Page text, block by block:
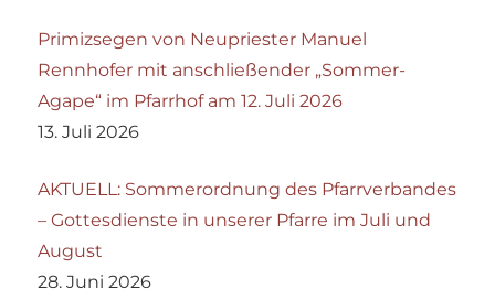
Primizsegen von Neupriester Manuel
Rennhofer mit anschließender „Sommer-
Agape“ im Pfarrhof am 12. Juli 2026
13. Juli 2026
AKTUELL: Sommerordnung des Pfarrverbandes
– Gottesdienste in unserer Pfarre im Juli und
August
28. Juni 2026